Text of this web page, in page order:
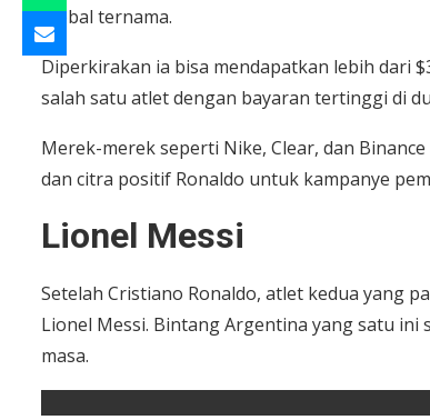
global ternama.
Diperkirakan ia bisa mendapatkan lebih dari
salah satu atlet dengan bayaran tertinggi di
Merek-merek seperti Nike, Clear, dan
dan citra positif Ronaldo untuk kampanye
Lionel Messi
Setelah Cristiano Ronaldo, atlet kedua yang
Lionel Messi. Bintang Argentina yang satu
masa.